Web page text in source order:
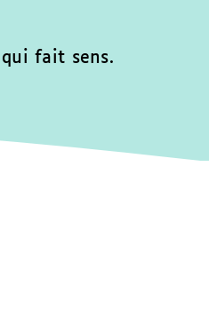
fait sens.